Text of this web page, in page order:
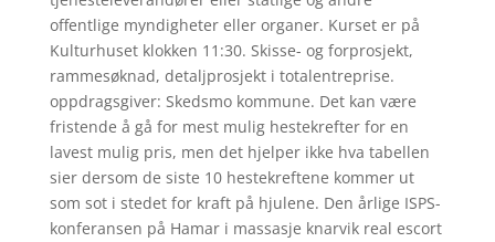
offentlige myndigheter eller organer. Kurset er på
Kulturhuset klokken 11:30. Skisse- og forprosjekt,
rammesøknad, detaljprosjekt i totalentreprise.
oppdragsgiver: Skedsmo kommune. Det kan være
fristende å gå for mest mulig hestekrefter for en
lavest mulig pris, men det hjelper ikke hva tabellen
sier dersom de siste 10 hestekreftene kommer ut
som sot i stedet for kraft på hjulene. Den årlige ISPS-
konferansen på Hamar i massasje knarvik real escort